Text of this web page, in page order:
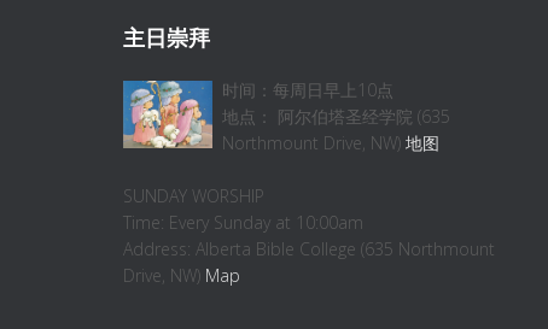
主日崇拜
时间：每周日早上10点
地点： 阿尔伯塔圣经学院 (635
Northmount Drive, NW) 地图
SUNDAY WORSHIP
Time: Every Sunday at 10:00am
Address: Alberta Bible College (635 Northmount
Drive, NW) Map